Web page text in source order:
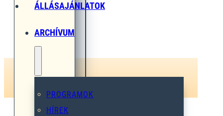
ÁLLÁSAJÁNLATOK
ARCHÍVUM
PROGRAMOK
HÍREK